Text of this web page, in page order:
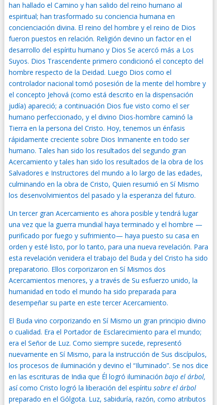
han hallado el Camino y han salido del reino humano al
espiritual; han trasformado su conciencia humana en
concienciación divina. El reino del hombre y el reino de Dios
fueron puestos en relación. Religión devino un factor en el
desarrollo del espíritu humano y Dios Se acercó más a Los
Suyos. Dios Trascendente primero condicionó el concepto del
hombre respecto de la Deidad. Luego Dios como el
controlador nacional tomó posesión de la mente del hombre y
el concepto Jehová (como está descrito en la dispensación
judía) apareció; a continuación Dios fue visto como el ser
humano perfeccionado, y el divino Dios-hombre caminó la
Tierra en la persona del Cristo. Hoy, tenemos un énfasis
rápidamente creciente sobre Dios Inmanente en todo ser
humano. Tales han sido los resultados del segundo gran
Acercamiento y tales han sido los resultados de la obra de los
Salvadores e Instructores del mundo a lo largo de las edades,
culminando en la obra de Cristo, Quien resumió en Sí Mismo
los desenvolvimientos del pasado y la esperanza del futuro.
Un tercer gran Acercamiento es ahora posible y tendrá lugar
una vez que la guerra mundial haya terminado y el hombre —
purificado por fuego y sufrimiento— haya puesto su casa en
orden y esté listo, por lo tanto, para una nueva revelación. Para
esta revelación venidera el trabajo del Buda y del Cristo ha sido
preparatorio. Ellos corporizaron en Sí Mismos dos
Acercamientos menores, y a través de Su esfuerzo unido, la
humanidad en todo el mundo ha sido preparada para
desempeñar su parte en este tercer Acercamiento.
El Buda vino corporizando en Sí Mismo un gran principio divino
o cualidad. Era el Portador de Esclarecimiento para el mundo;
era el Señor de Luz. Como siempre sucede, representó
nuevamente en Sí Mismo, para la instrucción de Sus discípulos,
los procesos de iluminación y devino el “Iluminado”. Se nos dice
en las escrituras de India que Él logró iluminación bajo el árbol,
así como Cristo logró la liberación del espíritu sobre el árbol
preparado en el Gólgota. Luz, sabiduría, razón, como atributos